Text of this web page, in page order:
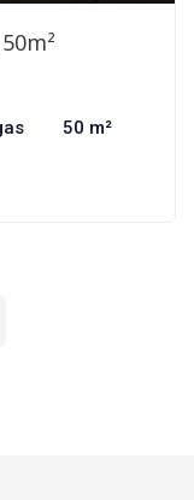
50 m²